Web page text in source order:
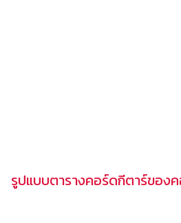
รูปแบบตารางคอร์ดกีตาร์ของ